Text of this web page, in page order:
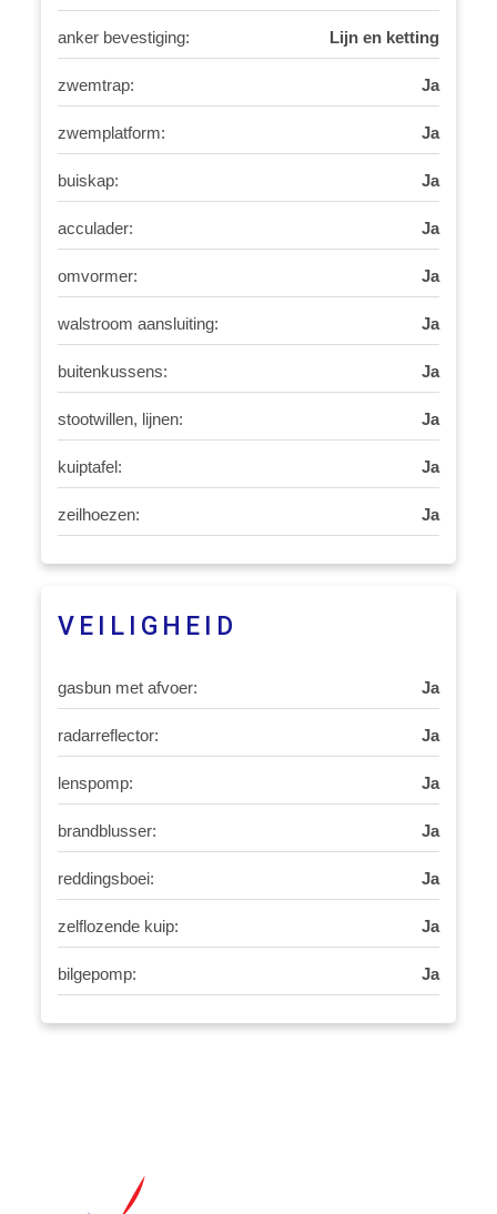
anker bevestiging: Lijn en ketting
zwemtrap: Ja
zwemplatform: Ja
buiskap: Ja
acculader: Ja
omvormer: Ja
walstroom aansluiting: Ja
buitenkussens: Ja
stootwillen, lijnen: Ja
kuiptafel: Ja
zeilhoezen: Ja
VEILIGHEID
gasbun met afvoer: Ja
radarreflector: Ja
lenspomp: Ja
brandblusser: Ja
reddingsboei: Ja
zelflozende kuip: Ja
bilgepomp: Ja